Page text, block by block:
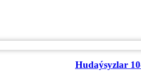
Hudaýsyzlar